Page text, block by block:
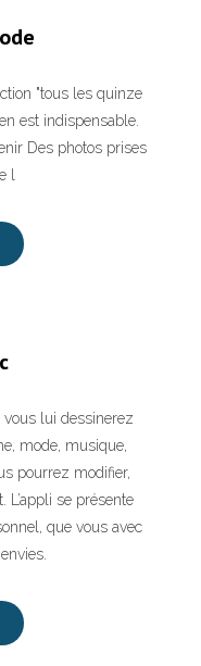
"tous les quinze
est indispensable.
Des photos prises
l
vous lui dessinerez
mode, musique,
pourrez modifier,
se présente
que vous avec